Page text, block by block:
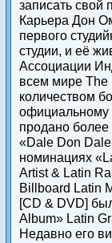
записать свой
Карьера Дон
первого
студии, и её
Ассоциации
всем мире The
количеством
продано более
«Dale Don
номинациях
Artist & Latin
Billboard Latin
[CD & DVD]
Album» Latin
Недавно его